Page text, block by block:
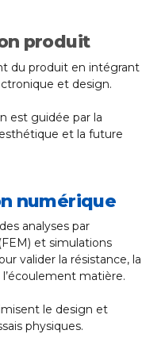
produit
du produit en intégrant
et design.
est guidée par la
et la future
numérique
analyses par
et simulations
valider la résistance, la
matière.
le design et
physiques.